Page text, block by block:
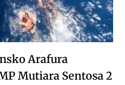
Arafura
Mutiara Sentosa 2